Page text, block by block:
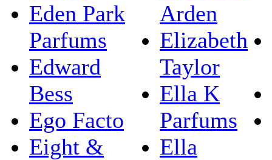
Eden Park
Parfums
Edward
Bess
Ego Facto
Eight &
Arden
Elizabeth
Taylor
Ella K
Parfums
Ella